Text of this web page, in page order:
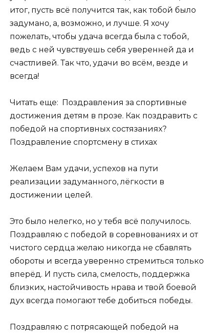
итог, пусть всё получится так, как тобой было
задумано, а, возможно, и лучше. Я хочу
пожелать, чтобы удача всегда была с тобой,
ведь с ней чувствуешь себя уверенней да и
счастливей. Так что, удачи во всём, везде и
всегда!
Читать еще: Поздравления за спортивные
достижения детям в прозе. Как поздравить с
победой на спортивных состязаниях?
Поздравление спортсмену в стихах
Желаем Вам удачи, успехов на пути
реализации задуманного, лёгкости в
достижении целей.
Это было нелегко, но у тебя всё получилось.
Поздравляю с победой в соревнованиях и от
чистого сердца желаю никогда не сбавлять
обороты и всегда уверенно стремиться только
вперёд. И пусть сила, смелость, поддержка
близких, настойчивость нрава и твой боевой
дух всегда помогают тебе добиться победы.
Поздравляю с потрясающей победой на